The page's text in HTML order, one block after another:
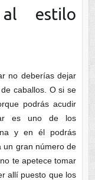
al estilo
no deberías dejar
caballos. O si se
podrás acudir
es uno de los
y en él podrás
un gran número de
te apetece tomar
allí puesto que los